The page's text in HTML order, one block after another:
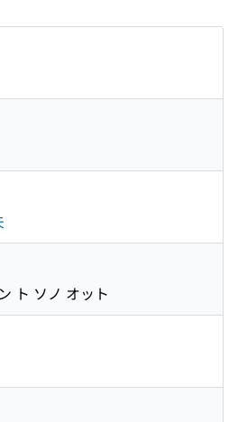
ト ソノ オット